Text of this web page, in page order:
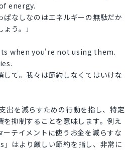
energy.
ぱなしなのはエネルギーの無駄だか
う。」
when you're not using them.
して。我々は節約しなくてはいけな
出を減らすための行動を指し、特定
を抑制することを意味します。例え
ーテイメントに使うお金を減らすな
はより厳しい節約を指し、非常に